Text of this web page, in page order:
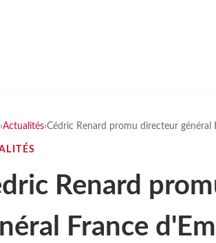
›Actualités›Cédric Renard promu directeur général
Renard
France